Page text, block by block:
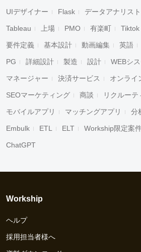
UIデザイナー Flask データアナリスト
Tableau 上場 PMO 有楽町 Tiktok
要件定義 基本設計 動画編集 英語
PG 詳細設計 製造 設計 WEBシ
マネージャー 決済サービス オンライ
SEOマーケティング 商談 リクルーテ
モバイルアプリ マッチングアプリ 分
Embulk ETL ELT Workship限定案
ChatGPT
Workship
ヘルプ
採用担当者様へ